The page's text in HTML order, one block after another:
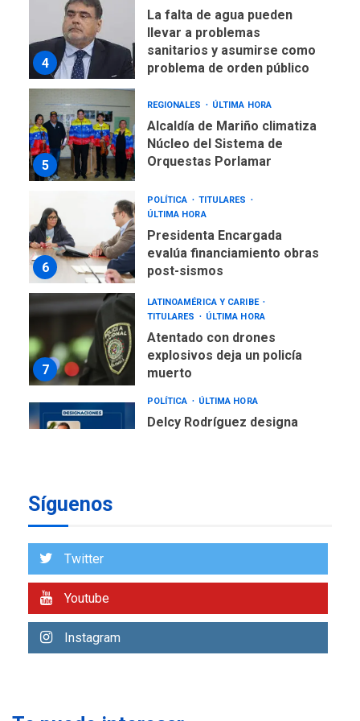
4
La falta de agua pueden
llevar a problemas
sanitarios y asumirse como
problema de orden público
5
REGIONALES ÚLTIMA HORA
Alcaldía de Mariño climatiza
Núcleo del Sistema de
Orquestas Porlamar
6
POLÍTICA
TITULARES
ÚLTIMA HORA
Presidenta Encargada
evalúa financiamiento obras
post-sismos
7
LATINOAMÉRICA Y CARIBE
TITULARES
ÚLTIMA HORA
Atentado con drones
explosivos deja un policía
muerto
POLÍTICA ÚLTIMA HORA
Delcy Rodríguez designa
2
Argentina para despedir a
Funsone benefició a 46
Síguenos
Twitter
Youtube
Instagram